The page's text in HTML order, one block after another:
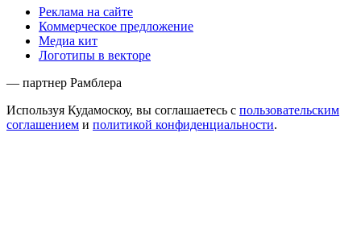
Реклама на сайте
Коммерческое предложение
Медиа кит
Логотипы в векторе
— партнер Рамблера
Используя Кудамоскоу, вы соглашаетесь с пользовательским
соглашением и политикой конфиденциальности.